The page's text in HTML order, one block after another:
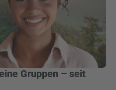
Gruppen – seit